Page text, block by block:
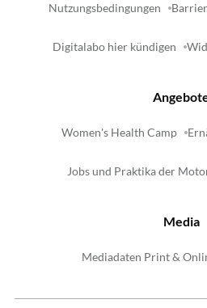
Nutzungsbedingungen
Digitalabo hier kündigen
Women's Health Camp
Jobs und Praktika der
Media
Mediadaten Print &